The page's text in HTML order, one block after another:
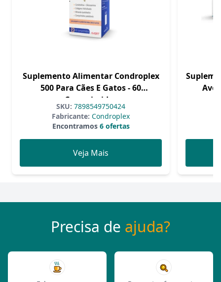
Suplemento Alimentar Condroplex
500 Para Cães E Gatos - 60
Comprimidos
SKU: 7898549750424
Fabricante: Condroplex
Encontramos6 ofertas
Veja Mais
Precisa de ajuda?